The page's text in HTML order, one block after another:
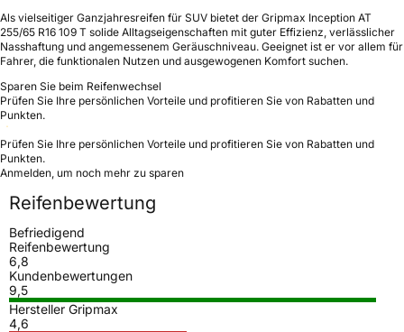
Als vielseitiger Ganzjahresreifen für SUV bietet der Gripmax Inception AT
255/65 R16 109 T solide Alltagseigenschaften mit guter Effizienz, verlässlicher
Nasshaftung und angemessenem Geräuschniveau. Geeignet ist er vor allem für
Fahrer, die funktionalen Nutzen und ausgewogenen Komfort suchen.
Sparen Sie beim Reifenwechsel
Prüfen Sie Ihre persönlichen Vorteile und profitieren Sie von Rabatten und
Punkten.
Prüfen Sie Ihre persönlichen Vorteile und profitieren Sie von Rabatten und
Punkten.
Anmelden, um noch mehr zu sparen
Reifenbewertung
Befriedigend
Reifenbewertung
6,8
Kundenbewertungen
9,5
Hersteller Gripmax
4,6